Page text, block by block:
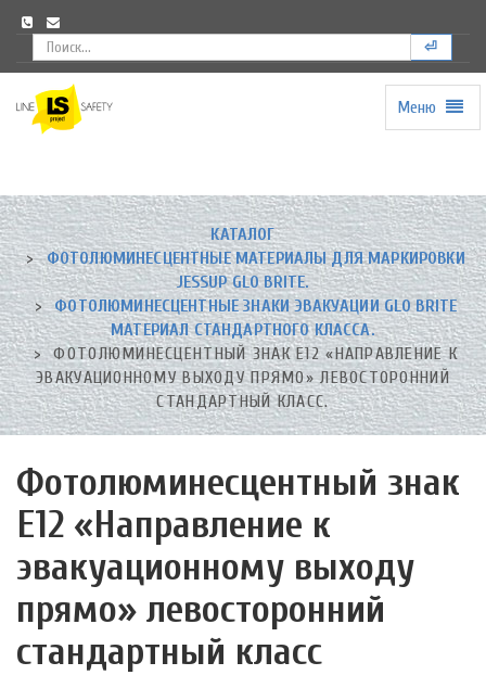
⏎
to
homepage
Меню
КАТАЛОГ
ФОТОЛЮМИНЕСЦЕНТНЫЕ МАТЕРИАЛЫ ДЛЯ МАРКИРОВКИ
JESSUP GLO BRITE.
ФОТОЛЮМИНЕСЦЕНТНЫЕ ЗНАКИ ЭВАКУАЦИИ GLO BRITE
МАТЕРИАЛ СТАНДАРТНОГО КЛАССА.
ФОТОЛЮМИНЕСЦЕНТНЫЙ ЗНАК Е12 «НАПРАВЛЕНИЕ К
ЭВАКУАЦИОННОМУ ВЫХОДУ ПРЯМО» ЛЕВОСТОРОННИЙ
СТАНДАРТНЫЙ КЛАСС.
Фотолюминесцентный знак
Е12 «Направление к
эвакуационному выходу
прямо» левосторонний
стандартный класс